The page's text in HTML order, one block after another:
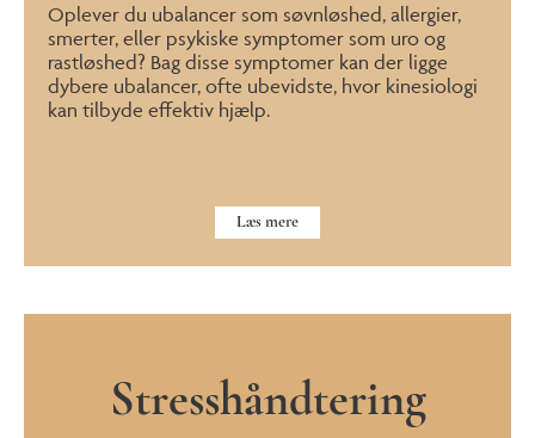
Oplever du ubalancer som søvnløshed, allergier,
smerter, eller psykiske symptomer som uro og
rastløshed? Bag disse symptomer kan der ligge
dybere ubalancer, ofte ubevidste, hvor kinesiologi
kan tilbyde effektiv hjælp.
Læs mere
Stresshåndtering